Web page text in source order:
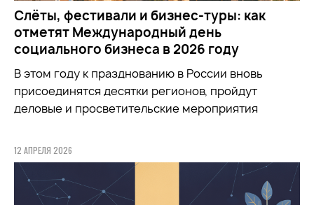
Слёты, фестивали и бизнес-туры: как
отметят Международный день
социального бизнеса в 2026 году
В этом году к празднованию в России вновь
присоединятся десятки регионов, пройдут
деловые и просветительские мероприятия
12 АПРЕЛЯ 2026